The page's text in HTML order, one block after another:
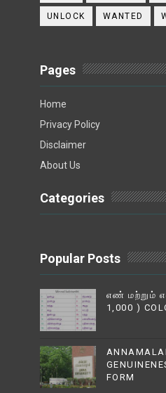
UNLOCK WANTED
Pages
Home
Privacy Policy
Disclaimer
About Us
Categories
Popular Posts
எண் மற்றும்
1,000 )
FORM